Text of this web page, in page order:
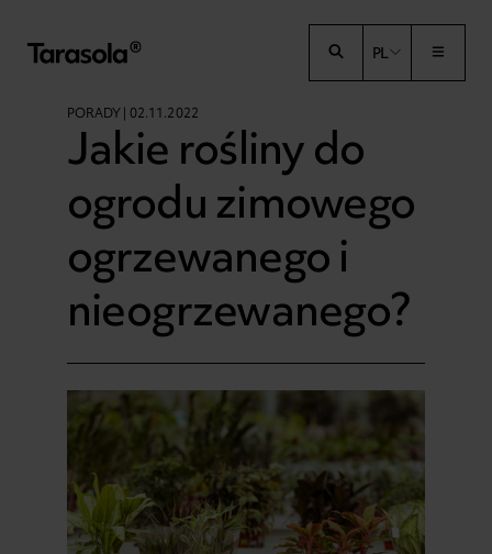
PL
PORADY | 02.11.2022
Jakie rośliny do
ogrodu zimowego
ogrzewanego i
nieogrzewanego?